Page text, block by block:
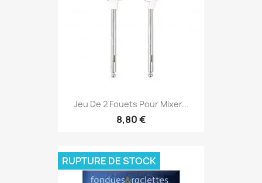
Jeu De 2 Fouets Pour Mixer...
8,80 €
RUPTURE DE STOCK